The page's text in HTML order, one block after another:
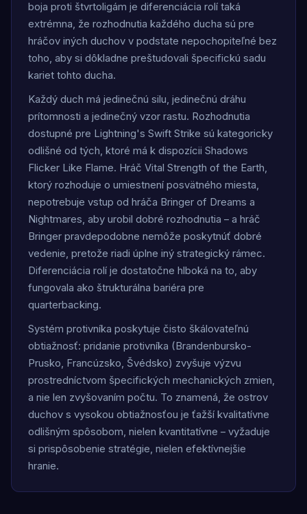
boja proti štvrtoligám je diferenciácia rolí taká
extrémna, že rozhodnutia každého ducha sú pre
hráčov iných duchov v podstate nepochopiteľné bez
toho, aby si dôkladne preštudovali špecifickú sadu
kariet tohto ducha.
Každý duch má jedinečnú silu, jedinečnú dráhu
prítomnosti a jedinečný vzor rastu. Rozhodnutia
dostupné pre Lightning's Swift Strike sú kategoricky
odlišné od tých, ktoré má k dispozícii Shadows
Flicker Like Flame. Hráč Vital Strength of the Earth,
ktorý rozhoduje o umiestnení posvätného miesta,
nepotrebuje vstup od hráča Bringer of Dreams a
Nightmares, aby urobil dobré rozhodnutia – a hráč
Bringer pravdepodobne nemôže poskytnúť dobré
vedenie, pretože riadi úplne iný strategický rámec.
Diferenciácia rolí je dostatočne hlboká na to, aby
fungovala ako štrukturálna bariéra pre
quarterbacking.
Systém protivníka poskytuje čisto škálovateľnú
obtiažnosť: pridanie protivníka (Brandenbursko-
Prusko, Francúzsko, Švédsko) zvyšuje výzvu
prostredníctvom špecifických mechanických zmien,
a nie len zvyšovaním počtu. To znamená, že ostrov
duchov s vysokou obtiažnosťou je ťažší kvalitatívne
odlišným spôsobom, nielen kvantitatívne – vyžaduje
si prispôsobenie stratégie, nielen efektívnejšie
hranie.